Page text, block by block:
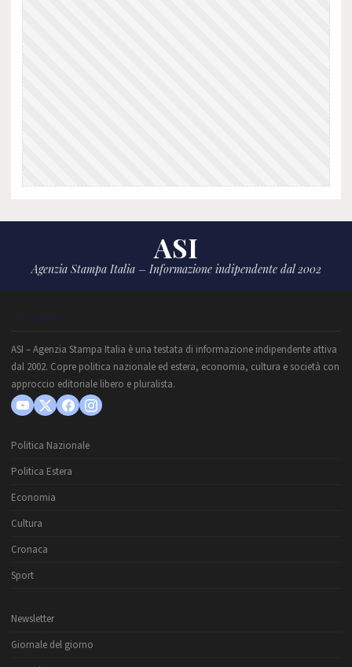
ASI
Agenzia Stampa Italia – Informazione indipendente dal 2002
CHI SIAMO
ASI – Agenzia Stampa Italia è una testata di informazione indipendente attiva
dal 2002. Copre politica nazionale ed estera, economia, cultura e società con
approccio editoriale libero e pluralista.
Politica Nazionale
Politica Estera
Economia
Cultura
Cronaca
Sport
Newsletter
Giornale del giorno